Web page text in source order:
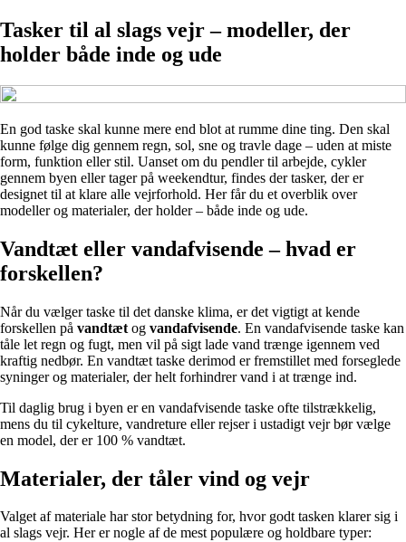
Tasker til al slags vejr – modeller, der
holder både inde og ude
En god taske skal kunne mere end blot at rumme dine ting. Den skal
kunne følge dig gennem regn, sol, sne og travle dage – uden at miste
form, funktion eller stil. Uanset om du pendler til arbejde, cykler
gennem byen eller tager på weekendtur, findes der tasker, der er
designet til at klare alle vejrforhold. Her får du et overblik over
modeller og materialer, der holder – både inde og ude.
Vandtæt eller vandafvisende – hvad er
forskellen?
Når du vælger taske til det danske klima, er det vigtigt at kende
forskellen på vandtæt og vandafvisende. En vandafvisende taske kan
tåle let regn og fugt, men vil på sigt lade vand trænge igennem ved
kraftig nedbør. En vandtæt taske derimod er fremstillet med forseglede
syninger og materialer, der helt forhindrer vand i at trænge ind.
Til daglig brug i byen er en vandafvisende taske ofte tilstrækkelig,
mens du til cykelture, vandreture eller rejser i ustadigt vejr bør vælge
en model, der er 100 % vandtæt.
Materialer, der tåler vind og vejr
Valget af materiale har stor betydning for, hvor godt tasken klarer sig i
al slags vejr. Her er nogle af de mest populære og holdbare typer: